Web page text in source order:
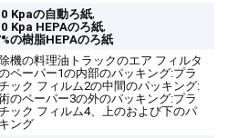
Kpaの自動ろ紙,
Kpa HEPAのろ紙,
の樹脂HEPAのろ紙
機の料理油トラックのエア フィルタ
ペーパー1の内部のパッキング:プラ
ック フィルム2の中間のパッキング:
のペーパー3の外のパッキング:プラ
ック フィルム4、上のおよび下のパ
ング